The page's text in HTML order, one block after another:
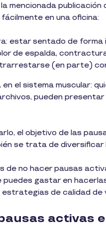
mencionada
en una oficina:
estar sentado de forma
de espalda,
(en parte)
el sistema muscular:
pueden
el objetivo de las
se trata de diversificar
de no hacer pausas
puedes gastar en
de calidad de
activas